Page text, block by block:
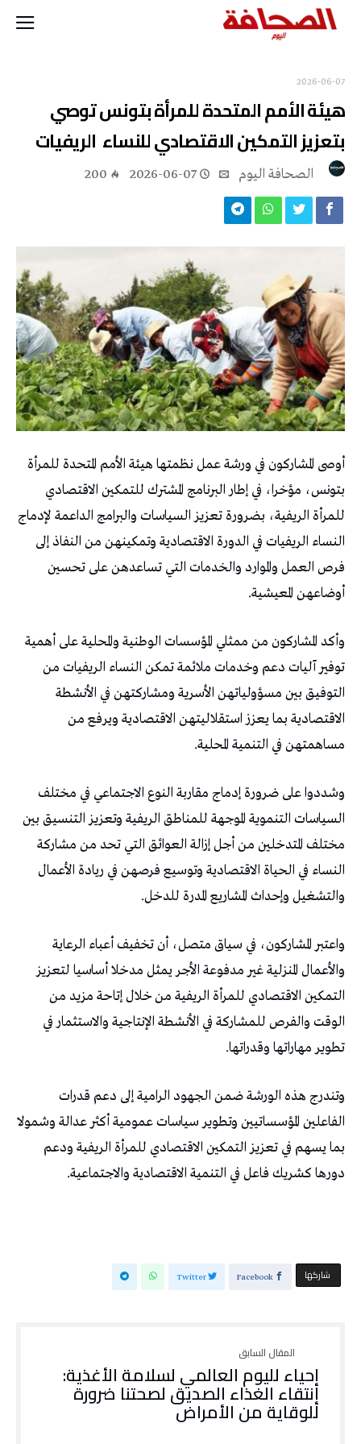
2026-06-07
هيئة الأمم المتحدة للمرأة بتونس توصي
بتعزيز التمكين الاقتصادي للنساء الريفيات
2026-06-07
200
أوصى المشاركون في ورشة عمل نظمتها هيئة الأمم المتحدة للمرأة
بتونس، مؤخرا، في إطار البرنامج المشترك للتمكين الاقتصادي
للمرأة الريفية، بضرورة تعزيز السياسات والبرامج الداعمة لإدماج
النساء الريفيات في الدورة الاقتصادية وتمكينهن من النفاذ إلى
فرص العمل والموارد والخدمات التي تساعدهن على تحسين
أوضاعهن المعيشية.
وأكد المشاركون من ممثلي المؤسسات الوطنية والمحلية على أهمية
توفير آليات دعم وخدمات ملائمة تمكن النساء الريفيات من
التوفيق بين مسؤولياتهن الأسرية ومشاركتهن في الأنشطة
الاقتصادية بما يعزز استقلاليتهن الاقتصادية ويرفع من
مساهمتهن في التنمية المحلية.
وشددوا على ضرورة إدماج مقاربة النوع الاجتماعي في مختلف
السياسات التنموية الموجهة للمناطق الريفية وتعزيز التنسيق بين
مختلف المتدخلين من أجل إزالة العوائق التي تحد من مشاركة
النساء في الحياة الاقتصادية وتوسيع فرصهن في ريادة الأعمال
والتشغيل وإحداث المشاريع المدرة للدخل.
واعتبر المشاركون، في سياق متصل، أن تخفيف أعباء الرعاية
والأعمال المنزلية غير مدفوعة الأجر يمثل مدخلا أساسيا لتعزيز
التمكين الاقتصادي للمرأة الريفية من خلال إتاحة مزيد من
الوقت والفرص للمشاركة في الأنشطة الإنتاجية والاستثمار في
تطوير مهاراتها وقدراتها.
وتندرج هذه الورشة ضمن الجهود الرامية إلى دعم قدرات
الفاعلين المؤسساتيين وتطوير سياسات عمومية أكثر عدالة وشمولا
بما يسهم في تعزيز التمكين الاقتصادي للمرأة الريفية ودعم
دورها كشريك فاعل في التنمية الاقتصادية والاجتماعية.
‫‫ شاركها‬ Facebook
Twitter
إحياء لليوم العالمي لسلامة الأغذية:
إنتقاء الغذاء الصديق لصحتنا ضرورة
للوقاية من الأمراض